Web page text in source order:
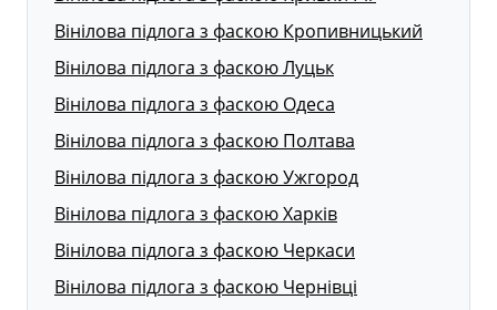
Вінілова підлога з фаскою Кропивницький
Вінілова підлога з фаскою Луцьк
Вінілова підлога з фаскою Одеса
Вінілова підлога з фаскою Полтава
Вінілова підлога з фаскою Ужгород
Вінілова підлога з фаскою Харків
Вінілова підлога з фаскою Черкаси
Вінілова підлога з фаскою Чернівці